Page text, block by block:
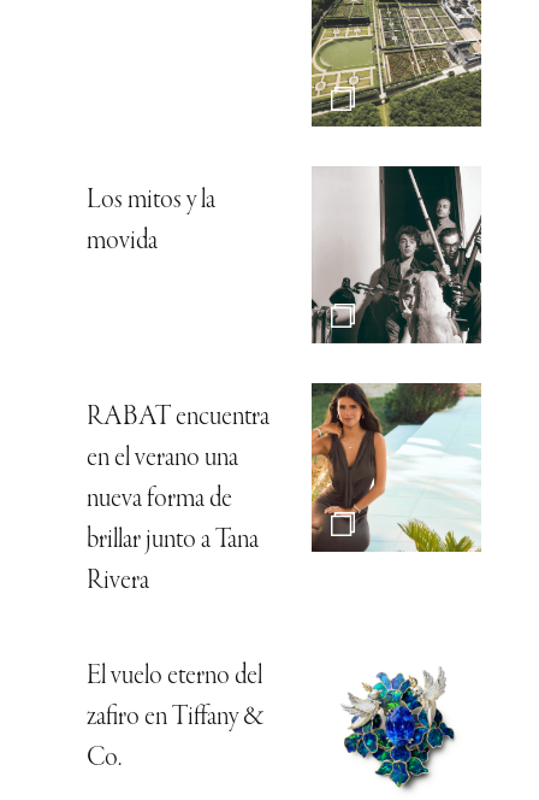
Los mitos y la
movida
RABAT encuentra
en el verano una
nueva forma de
brillar junto a Tana
Rivera
El vuelo eterno del
zafiro en Tiffany &
Co.